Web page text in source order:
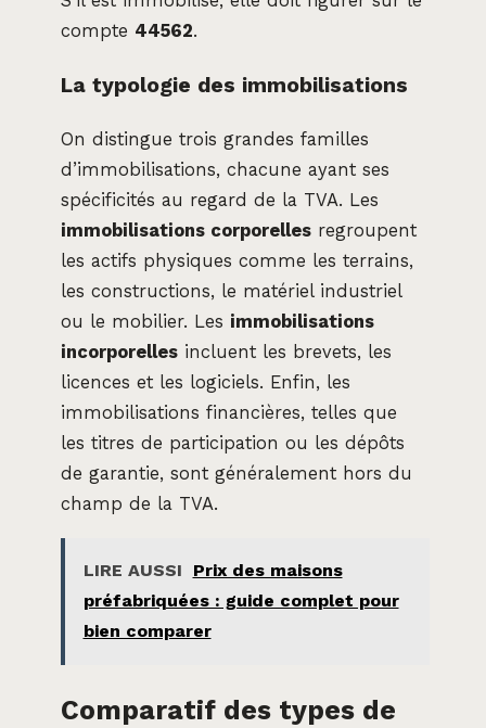
compte 44562.
La typologie des immobilisations
On distingue trois grandes familles
d’immobilisations, chacune ayant ses
spécificités au regard de la TVA. Les
immobilisations corporelles regroupent
les actifs physiques comme les terrains,
les constructions, le matériel industriel
ou le mobilier. Les immobilisations
incorporelles incluent les brevets, les
licences et les logiciels. Enfin, les
immobilisations financières, telles que
les titres de participation ou les dépôts
de garantie, sont généralement hors du
champ de la TVA.
LIRE AUSSI
Prix des maisons
préfabriquées : guide complet pour
bien comparer
Comparatif des types de